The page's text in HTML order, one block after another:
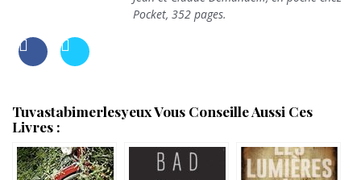
Pocket, 352 pages.
Tuvastabimerlesyeux Vous Conseille Aussi Ces
Livres :